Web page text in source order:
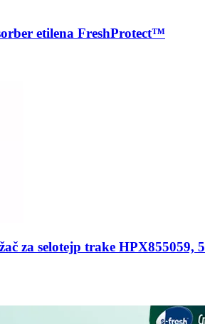
etilena FreshProtect™
za selotejp trake HPX855059,